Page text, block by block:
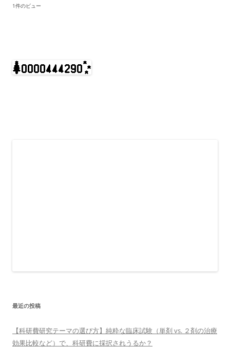
1件のビュー
最近の投稿
【科研費研究テーマの選び方】純粋な臨床試験（単剤 vs. ２剤の治療
効果比較など）で、科研費に採択されうるか？